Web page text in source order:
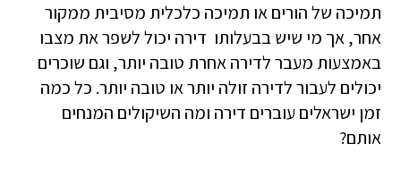
תמיכה של הורים או תמיכה כלכלית מסיבית ממקור
אחר, אך מי שיש בבעלותו דירה יכול לשפר את מצבו
באמצעות מעבר לדירה אחרת טובה יותר, וגם שוכרים
יכולים לעבור לדירה זולה יותר או טובה יותר. כל כמה
זמן ישראלים עוברים דירה ומה השיקולים המנחים
אותם?